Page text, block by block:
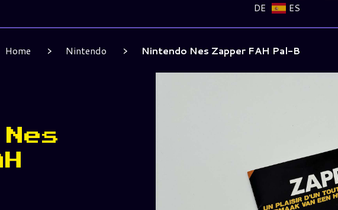
DE
ES
Home Nintendo Nintendo Nes Zapper FAH Pal-B